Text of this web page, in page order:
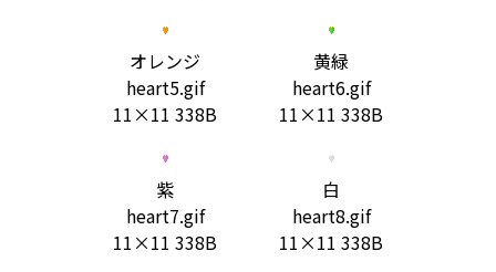
オレンジ
heart5.gif
11×11 338B
黄緑
heart6.gif
11×11 338B
紫
heart7.gif
11×11 338B
白
heart8.gif
11×11 338B